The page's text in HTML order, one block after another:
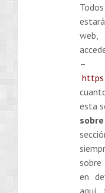
–
esta
sobre
en
aquí